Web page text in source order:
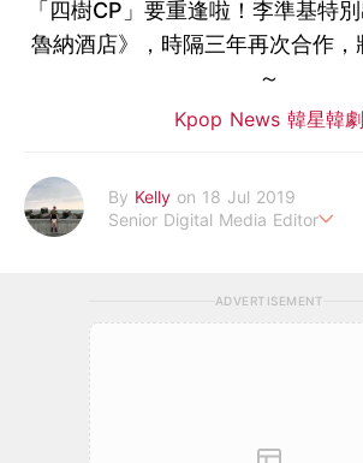
「四樹CP」要重逢啦！李準基特
魯納酒店》，時隔三年再次合作
～
Kpop News 韓星韓劇
By Kelly on 18 Jul 2019
Senior Digital Media Editor
ADVERTISEMENT